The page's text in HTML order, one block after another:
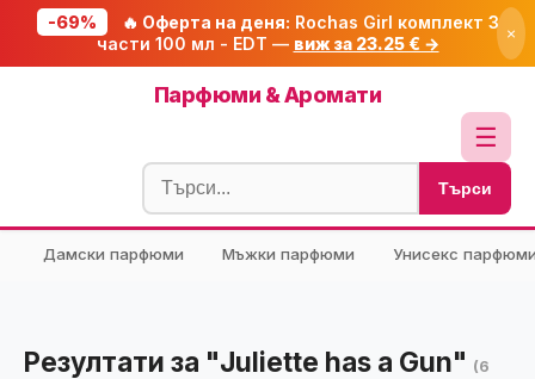
-69% 🔥 Оферта на деня: Rochas Girl комплект 3
части 100 мл - EDT — виж за 23.25 € → ×
Парфюми & Аромати
☰
Блог
🧮 Калкулатори
🔍 Намери продукт
🎟️ Купони
Търси
Дамски парфюми Мъжки парфюми Унисекс
Резултати за "Juliette has a Gun" (6